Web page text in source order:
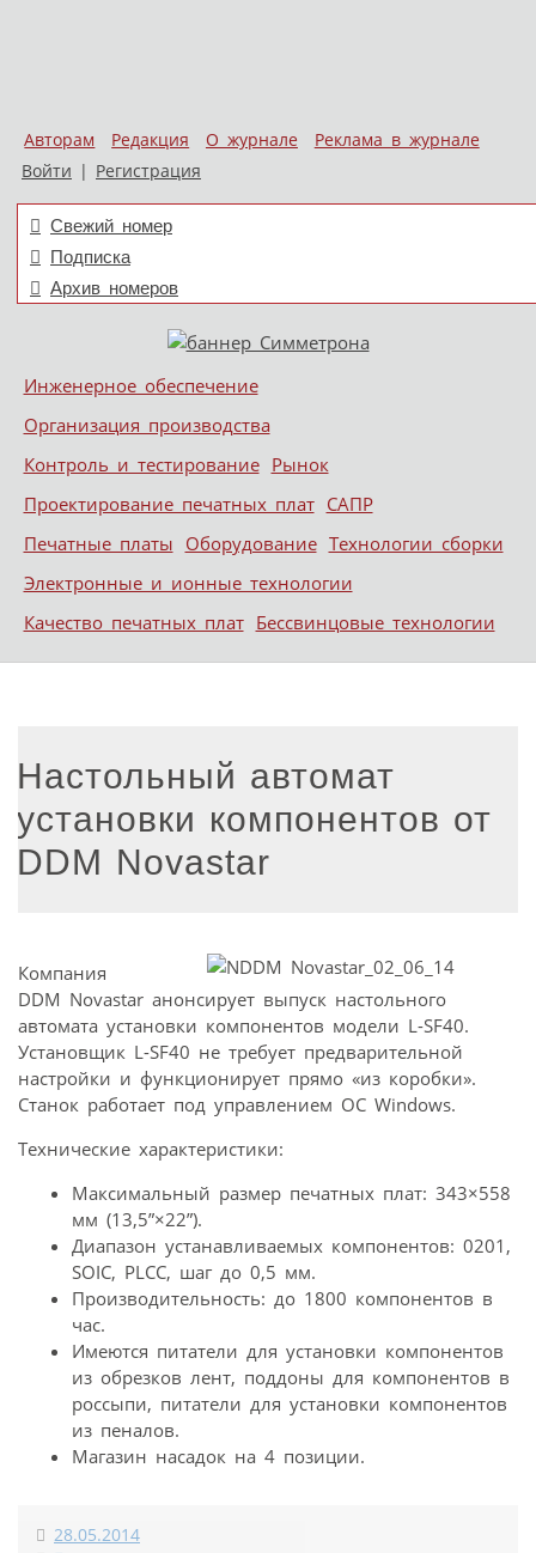
Авторам Редакция О журнале
Реклама в журнале
Войти | Регистрация
Свежий номер
Подписка
Архив номеров
Меню
Skip to content
Инженерное обеспечение
Организация производства
Контроль и тестирование Рынок
Проектирование печатных плат САПР
Печатные платы Оборудование Технологии сборки
Электронные и ионные технологии
Качество печатных плат Бессвинцовые технологии
Настольный автомат
установки компонентов от
DDM Novastar
Компания
DDM Novastar анонсирует выпуск настольного
автомата установки компонентов модели L-SF40.
Установщик L-SF40 не требует предварительной
настройки и функционирует прямо «из коробки».
Станок работает под управлением ОС Windows.
Технические характеристики:
Максимальный размер печатных плат: 343×558
мм (13,5”×22”).
Диапазон устанавливаемых компонентов: 0201,
SOIC, PLCC, шаг до 0,5 мм.
Производительность: до 1800 компонентов в
час.
Имеются питатели для установки компонентов
из обрезков лент, поддоны для компонентов в
россыпи, питатели для установки компонентов
из пеналов.
Магазин насадок на 4 позиции.
28.05.2014